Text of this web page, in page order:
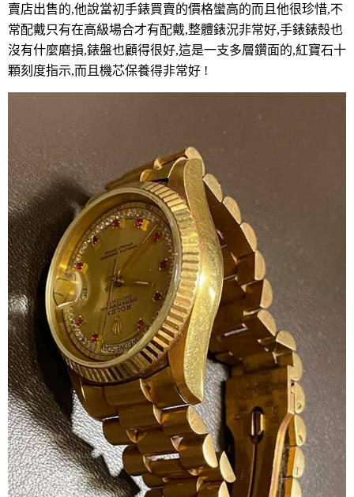
賣店出售的,他說當初手錶買賣的價格蠻高的而且他很珍惜,不
常配戴只有在高級場合才有配戴,整體錶況非常好,手錶錶殼也
沒有什麼磨損,錶盤也顧得很好,這是一支多層鑽面的,紅寶石十
顆刻度指示,而且機芯保養得非常好 !